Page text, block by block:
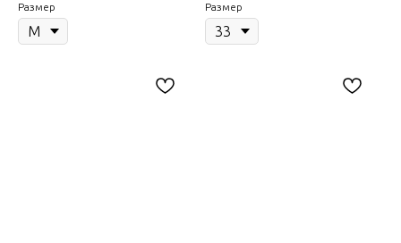
Размер Размер